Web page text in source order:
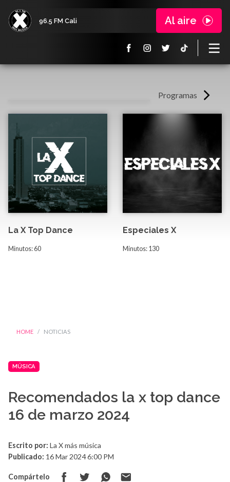
96.5 FM Cali Al aire
Programas
La X Top Dance
Minutos: 60
Especiales X
Minutos: 130
HOME NOTICIAS
MÚSICA
Recomendados la x top dance
16 de marzo 2024
Escrito por: La X más música
Publicado: 16 Mar 2024 6:00 PM
Compártelo